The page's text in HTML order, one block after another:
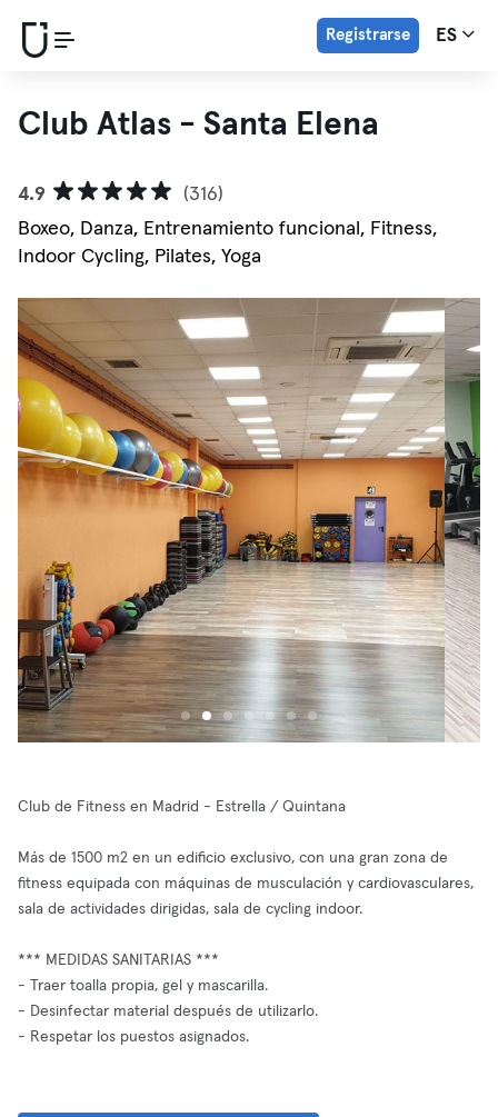
Registrarse ES
Club Atlas - Santa Elena
4.9
(316)
Boxeo, Danza, Entrenamiento funcional, Fitness,
Indoor Cycling, Pilates, Yoga
Club de Fitness en Madrid - Estrella / Quintana
Más de 1500 m2 en un edificio exclusivo, con una gran zona de
fitness equipada con máquinas de musculación y cardiovasculares,
sala de actividades dirigidas, sala de cycling indoor.
*** MEDIDAS SANITARIAS ***
- Traer toalla propia, gel y mascarilla.
- Desinfectar material después de utilizarlo.
- Respetar los puestos asignados.